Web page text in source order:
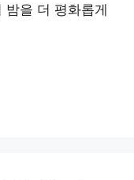
밤을 더 평화롭게